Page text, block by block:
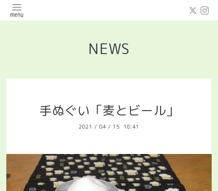
NEWS
手ぬぐい「麦とビール」
2021 / 04 / 15 18:41